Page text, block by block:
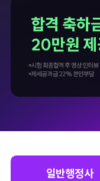
일반행정사